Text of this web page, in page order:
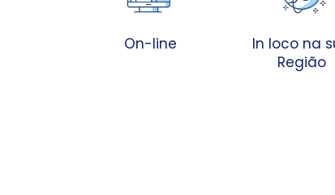
On-line
In loco na
Região